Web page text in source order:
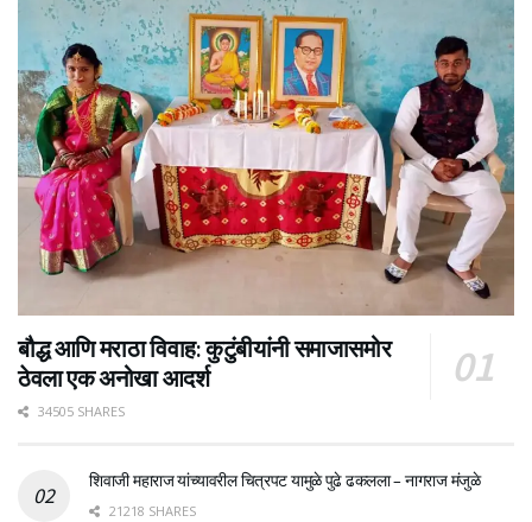
बौद्ध आणि मराठा विवाह: कुटुंबीयांनी समाजासमोर
ठेवला एक अनोखा आदर्श
34505 SHARES
शिवाजी महाराज यांच्यावरील चित्रपट यामुळे पुढे ढकलला – नागराज मंजुळे
21218 SHARES